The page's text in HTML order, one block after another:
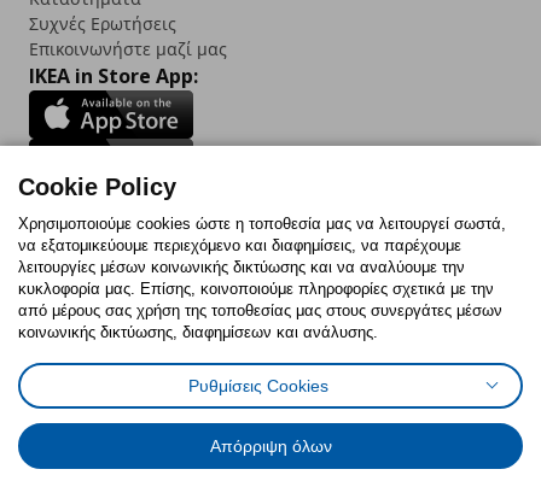
Συχνές Ερωτήσεις
Επικοινωνήστε μαζί μας
IKEA in Store App:
Follow us:
FacebookInstagram
TikTokYoutubePinterestTwitter
Πολιτική CookiesΔήλωση ψηφιακής προσβασιμότητας
Έντυπο Επιστροφής / ΑκύρωσηςΡυθμίσεις cookiesΌροι Χρήσης
Γενική Πολιτική Προσωπικών Δεδομένων
Πολιτική Προσωπικών Δεδομένων για IKEA.com.cy
Cookie Policy
Χρησιμοποιούμε cookies ώστε η τοποθεσία μας να λειτουργεί σωστά,
να εξατομικεύουμε περιεχόμενο και διαφημίσεις, να παρέχουμε
λειτουργίες μέσων κοινωνικής δικτύωσης και να αναλύουμε την
κυκλοφορία μας. Επίσης, κοινοποιούμε πληροφορίες σχετικά με την
από μέρους σας χρήση της τοποθεσίας μας στους συνεργάτες μέσων
κοινωνικής δικτύωσης, διαφημίσεων και ανάλυσης.
Ρυθμίσεις Cookies
Απόρριψη όλων